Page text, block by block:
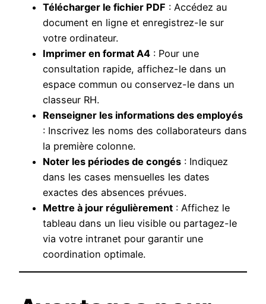
Télécharger le fichier PDF : Accédez au
document en ligne et enregistrez-le sur
votre ordinateur.
Imprimer en format A4 : Pour une
consultation rapide, affichez-le dans un
espace commun ou conservez-le dans un
classeur RH.
Renseigner les informations des employés
: Inscrivez les noms des collaborateurs dans
la première colonne.
Noter les périodes de congés : Indiquez
dans les cases mensuelles les dates
exactes des absences prévues.
Mettre à jour régulièrement : Affichez le
tableau dans un lieu visible ou partagez-le
via votre intranet pour garantir une
coordination optimale.